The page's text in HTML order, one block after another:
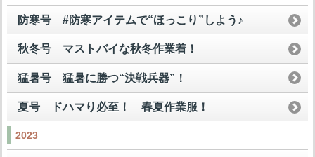
防寒号 #防寒アイテムで“ほっこり”しよう♪
秋冬号 マストバイな秋冬作業着！
猛暑号 猛暑に勝つ“決戦兵器”！
夏号 ドハマり必至！ 春夏作業服！
2023